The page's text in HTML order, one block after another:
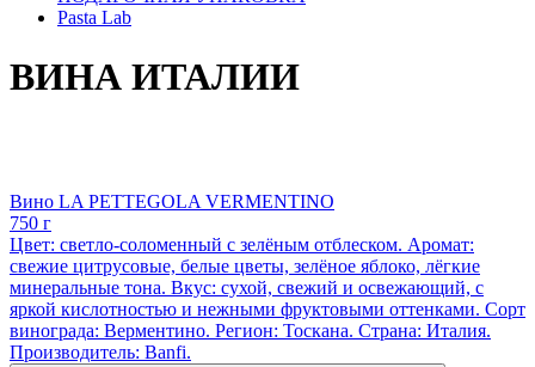
Pasta Lab
ВИНА ИТАЛИИ
Вино LA PETTEGOLA VERMENTINO
750 г
Цвет: светло-соломенный с зелёным отблеском. Аромат:
свежие цитрусовые, белые цветы, зелёное яблоко, лёгкие
минеральные тона. Вкус: сухой, свежий и освежающий, с
яркой кислотностью и нежными фруктовыми оттенками. Сорт
винограда: Верментино. Регион: Тоскана. Страна: Италия.
Производитель: Banfi.